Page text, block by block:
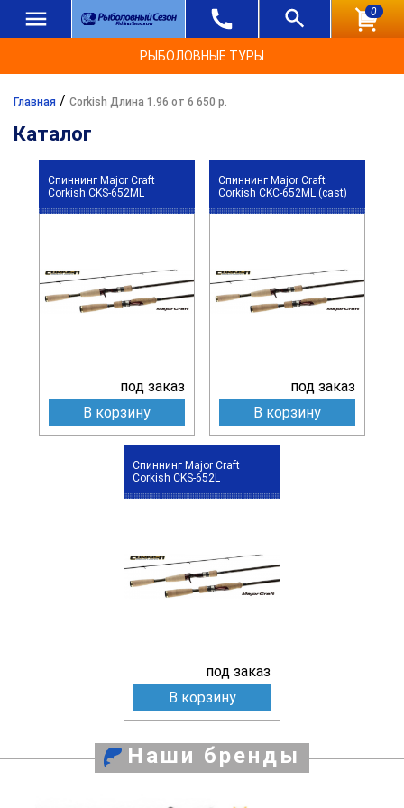
0
РЫБОЛОВНЫЕ ТУРЫ
Главная / Corkish Длина 1.96 от 6 650 р.
Каталог
Спиннинг Major Craft
Corkish CKS-652ML
под заказ
В корзину
Спиннинг Major Craft
Corkish CKC-652ML (cast)
под заказ
В корзину
Спиннинг Major Craft
Corkish CKS-652L
под заказ
В корзину
Наши бренды